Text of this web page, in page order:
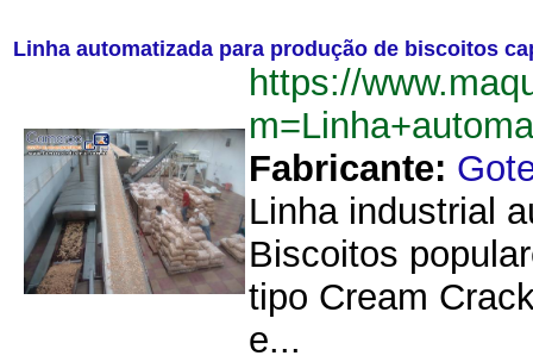
Linha automatizada para produção de biscoitos
https://
Fabricante:
Linha industrial
Biscoitos
tipo Cream
e...